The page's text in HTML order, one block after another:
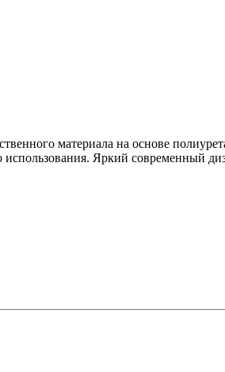
материала на основе
использования. Яркий современный